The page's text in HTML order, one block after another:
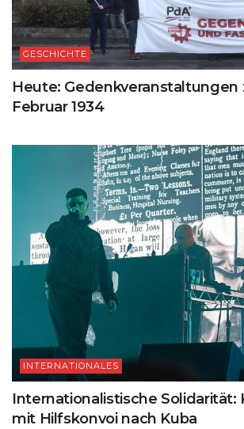
GESCHICHTE
Heute: Gedenkveranstaltungen
Februar 1934
INTERNATIONALES
Internationalistische Solidarität:
mit Hilfskonvoi nach Kuba